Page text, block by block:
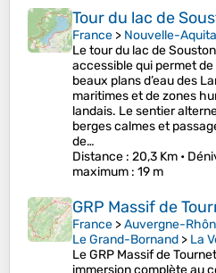
Tour du lac de
France > Nouvelle-
Le tour du lac de
accessible qui permet de
beaux plans d’eau des
maritimes et de zones
landais. Le sentier
berges calmes et
de…
Distance : 20,3 Km •
maximum : 19 m
GRP Massif de
France >Auvergne-
Le Grand-Bornand > La
Le GRP Massif de
immersion complète au